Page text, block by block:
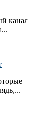
канал